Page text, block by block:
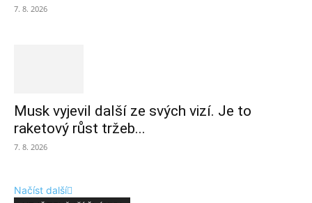
7. 8. 2026
Musk vyjevil další ze svých vizí. Je to
raketový růst tržeb...
7. 8. 2026
Načíst další